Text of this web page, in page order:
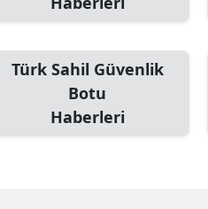
Türk Sahil Güvenlik
Botu
Haberleri